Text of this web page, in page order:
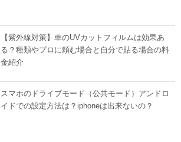
【紫外線対策】車のUVカットフィルムは効果あ
る？種類やプロに頼む場合と自分で貼る場合の料
金紹介
スマホのドライブモード（公共モード）アンドロ
イドでの設定方法は？iphoneは出来ないの？